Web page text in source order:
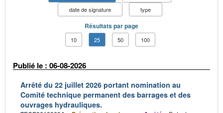
date de signature
type
Résultats par page
10 25 50 100
Publié le : 06-08-2026
Arrêté du 22 juillet 2026 portant nomination au
Comité technique permanent des barrages et des
ouvrages hydrauliques.